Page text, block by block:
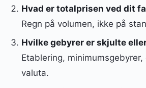
Hvad er totalprisen ved dit
Regn på volumen, ikke på
Hvilke gebyrer er skjulte
Etablering,
valuta.